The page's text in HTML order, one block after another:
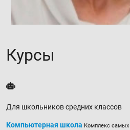
Курсы
Для школьников средних классов
Компьютерная школа Комплекс самых